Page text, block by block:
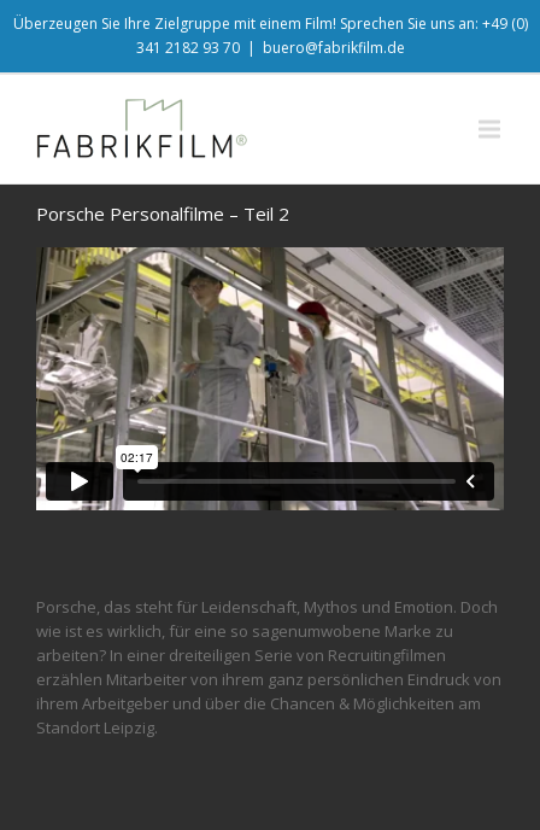
Überzeugen Sie Ihre Zielgruppe mit einem Film! Sprechen Sie uns an: +49 (0)
341 2182 93 70 | buero@fabrikfilm.de
Porsche Personalfilme – Teil 2
Porsche, das steht für Leidenschaft, Mythos und Emotion. Doch
wie ist es wirklich, für eine so sagenumwobene Marke zu
arbeiten? In einer dreiteiligen Serie von Recruitingfilmen
erzählen Mitarbeiter von ihrem ganz persönlichen Eindruck von
ihrem Arbeitgeber und über die Chancen & Möglichkeiten am
Standort Leipzig.